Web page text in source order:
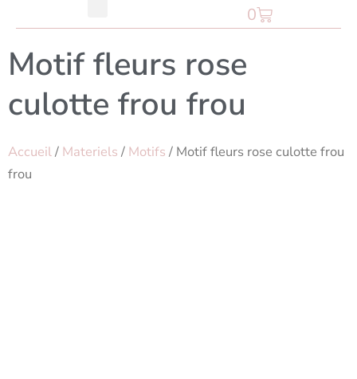
0
Motif fleurs rose
culotte frou frou
Accueil/ Materiels / Motifs / Motif fleurs rose culotte frou
frou